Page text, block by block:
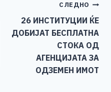
Li
n
k
СЛЕДНО
26 ИНСТИТУЦИИ ЌЕ
ДОБИЈАТ БЕСПЛАТНА
СТОКА ОД
АГЕНЦИЈАТА ЗА
ОДЗЕМЕН ИМОТ